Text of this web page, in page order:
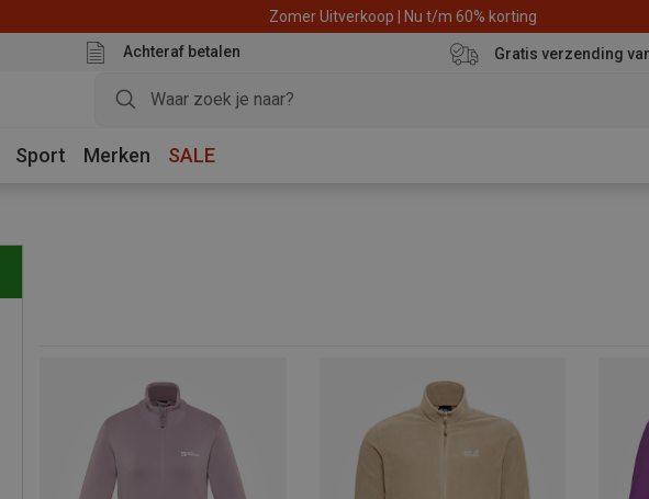
Zomer Uitverkoop | Nu t/m 60% korting
Achteraf betalen Gratis verzending
Sport Merken SALE